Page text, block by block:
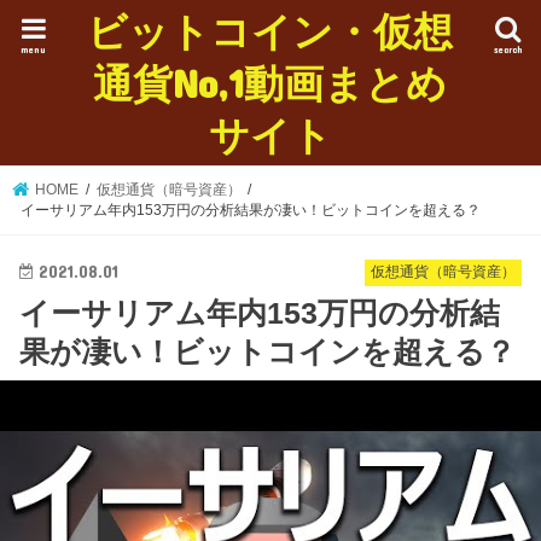
ビットコイン・仮想
通貨No,1動画まとめ
サイト
search
menu
HOME
仮想通貨（暗号資産）
イーサリアム年内153万円の分析結果が凄い！ビットコインを超える？
仮想通貨（暗号資産）
2021.08.01
イーサリアム年内153万円の分析結
果が凄い！ビットコインを超える？